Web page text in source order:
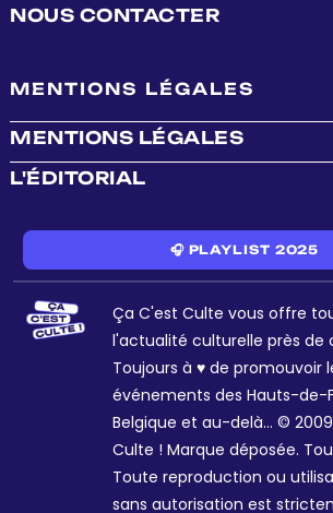
NOUS CONTACTER
MENTIONS LÉGALES
MENTIONS LÉGALES
L'ÉDITORIAL
🎧 PLAYLIST 2025
Ça C'est Culte vous offre
l'actualité culturelle près de
Toujours à ♥ de promouvoir
événements des Hauts-de-
Belgique et au-delà... ©
Culte ! Marque déposée.
Toute reproduction ou
sans autorisation est